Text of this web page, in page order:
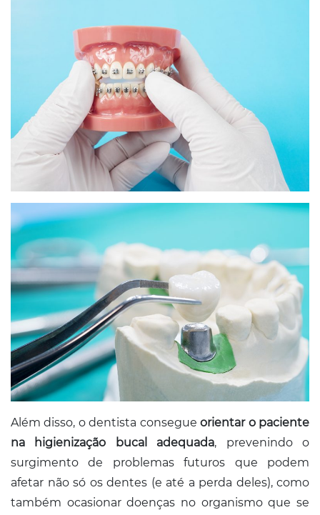
Além disso, o dentista consegueorientar o paciente
na higienização bucal adequada, prevenindo o
surgimento de problemas futuros que podem
afetar não só os dentes (e até a perda deles), como
também ocasionar doenças no organismo que se